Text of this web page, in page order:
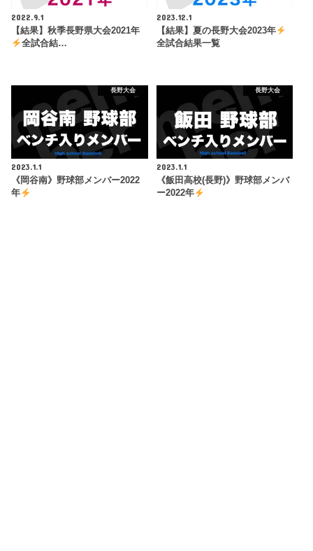
2022.9.1
【結果】秋季長野県大会2021年
全試合結…
2023.12.1
【結果】夏の長野大会2023年
全試合結果一覧
長野大会
2023.1.1
《岡谷南》野球部メンバー2022
年
長野大会
2023.1.1
《飯田高校(長野)》野球部メンバ
ー2022年